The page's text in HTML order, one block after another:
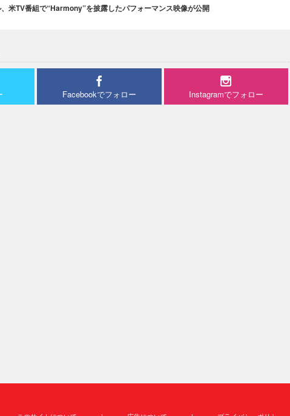
米TV番組で“Harmony”を披露したパフォーマンス映像が公開
Facebookでフォロー Instagramでフォロー